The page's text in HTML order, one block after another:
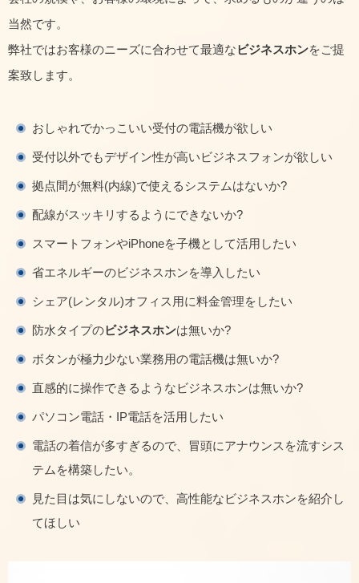
当然です。
弊社ではお客様のニーズに合わせて最適なビジネスホンをご提
案致します。
おしゃれでかっこいい受付の電話機が欲しい
受付以外でもデザイン性が高いビジネスフォンが欲しい
拠点間が無料(内線)で使えるシステムはないか?
配線がスッキリするようにできないか?
スマートフォンやiPhoneを子機として活用したい
省エネルギーのビジネスホンを導入したい
シェア(レンタル)オフィス用に料金管理をしたい
防水タイプのビジネスホンは無いか?
ボタンが極力少ない業務用の電話機は無いか?
直感的に操作できるようなビジネスホンは無いか?
パソコン電話・IP電話を活用したい
電話の着信が多すぎるので、冒頭にアナウンスを流すシス
テムを構築したい。
見た目は気にしないので、高性能なビジネスホンを紹介し
てほしい